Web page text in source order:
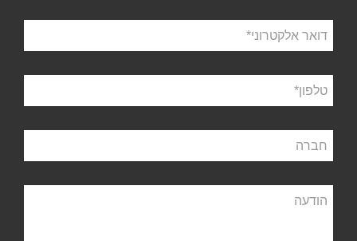
טלפון